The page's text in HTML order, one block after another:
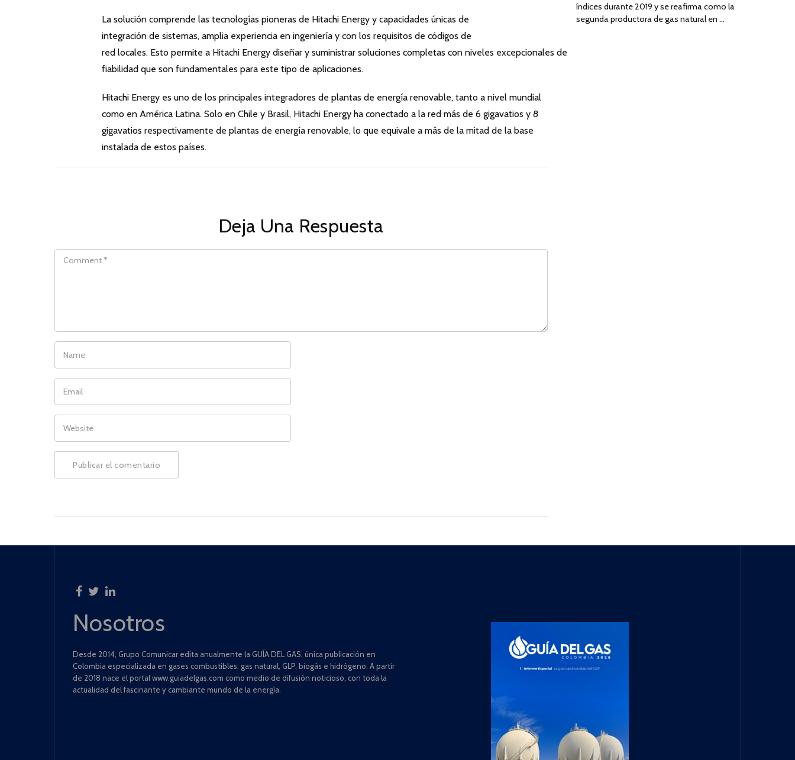
La solución comprende las tecnologías pioneras de Hitachi Energy y capacidades únicas de
integración de sistemas, amplia experiencia en ingeniería y con los requisitos de códigos de
red locales. Esto permite a Hitachi Energy diseñar y suministrar soluciones completas con niveles excepcionales de
fiabilidad que son fundamentales para este tipo de aplicaciones.
Hitachi Energy es uno de los principales integradores de plantas de energía renovable, tanto a nivel mundial
como en América Latina. Solo en Chile y Brasil, Hitachi Energy ha conectado a la red más de 6 gigavatios y 8
gigavatios respectivamente de plantas de energía renovable, lo que equivale a más de la mitad de la base
instalada de estos países.
Deja Una Respuesta
índices durante 2019 y se reafirma como la
segunda productora de gas natural en …
Nosotros
Desde 2014, Grupo Comunicar edita anualmente la GUÍA DEL GAS, única publicación en
Colombia especializada en gases combustibles: gas natural, GLP, biogás e hidrógeno. A partir
de 2018 nace el portal www.guiadelgas.com como medio de difusión noticioso, con toda la
actualidad del fascinante y cambiante mundo de la energía.